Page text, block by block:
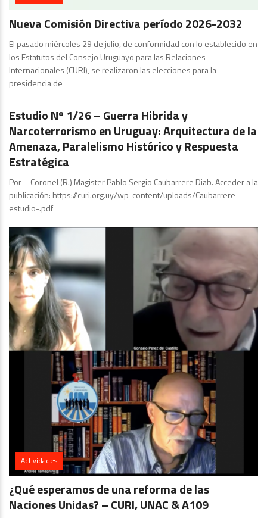
Nueva Comisión Directiva período 2026-2032
El pasado miércoles 29 de julio, de conformidad con lo establecido en
los Estatutos del Consejo Uruguayo para las Relaciones
Internacionales (CURI), se realizaron las elecciones para la
presidencia de
Actividades
Estudio Nº 1/26 – Guerra Hibrida y
Narcoterrorismo en Uruguay: Arquitectura de la
Amenaza, Paralelismo Histórico y Respuesta
Estratégica
Por – Coronel (R.) Magister Pablo Sergio Caubarrere Diab. Acceder a la
publicación: https://curi.org.uy/wp-content/uploads/Caubarrere-
estudio-.pdf
Actividades
¿Qué esperamos de una reforma de las
Naciones Unidas? – CURI, UNAC & A109